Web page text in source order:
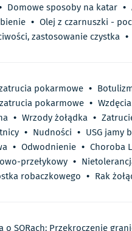
Domowe sposoby na katar •
• Olej z czarnuszki -
zastosowanie czystka •
pokarmowe •
pokarmowe •
• Wrzody żołądka •
• Nudności • USG jamy
• Odwodnienie • Choroba
przełykowy •
robaczkowego • Rak
o SORach: Przekroczenie